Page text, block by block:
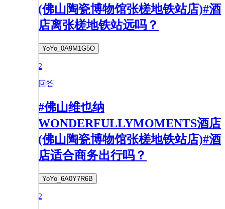
(佛山陶瓷博物馆张槎地铁站店)#酒
店离张槎地铁站远吗？
YoYo_0A9M1G5O
2
回答
#佛山维也纳
WONDERFULLYMOMENTS酒店
(佛山陶瓷博物馆张槎地铁站店)#酒
店适合商务出行吗？
YoYo_6A0Y7R6B
2